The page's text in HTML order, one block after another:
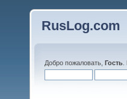
RusLog.com
Добро пожаловать, Гость